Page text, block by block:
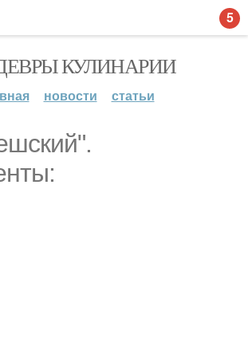
КУЛИНАРИИ
новости статьи
5